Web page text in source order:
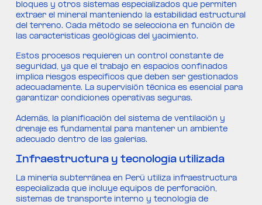
bloques y otros sistemas especializados que permiten
extraer el mineral manteniendo la estabilidad estructural
del terreno. Cada método se selecciona en función de
las características geológicas del yacimiento.
Estos procesos requieren un control constante de
seguridad, ya que el trabajo en espacios confinados
implica riesgos específicos que deben ser gestionados
adecuadamente. La supervisión técnica es esencial para
garantizar condiciones operativas seguras.
Además, la planificación del sistema de ventilación y
drenaje es fundamental para mantener un ambiente
adecuado dentro de las galerías.
Infraestructura y tecnología utilizada
La minería subterránea en Perú utiliza infraestructura
especializada que incluye equipos de perforación,
sistemas de transporte interno y tecnología de